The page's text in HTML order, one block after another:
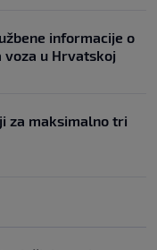
informacije o
voza u Hrvatskoj
za maksimalno tri